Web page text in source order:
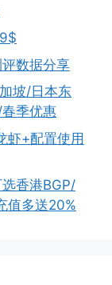
数据分享
坡/日本东
季优惠
虾+配置使用
香港BGP/
值多送20%